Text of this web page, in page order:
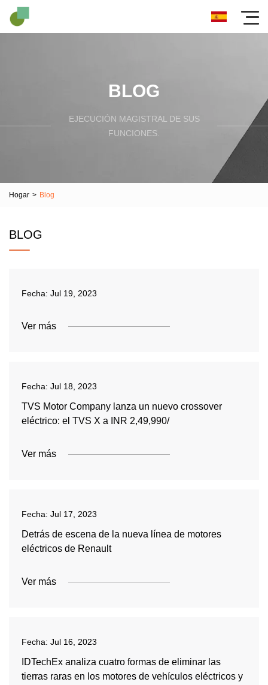
BLOG
EJECUCIÓN MAGISTRAL DE SUS
FUNCIONES.
Hogar > Blog
BLOG
Fecha: Jul 19, 2023
Ver más
Fecha: Jul 18, 2023
TVS Motor Company lanza un nuevo crossover
eléctrico: el TVS X a INR 2,49,990/
Ver más
Fecha: Jul 17, 2023
Detrás de escena de la nueva línea de motores
eléctricos de Renault
Ver más
Fecha: Jul 16, 2023
IDTechEx analiza cuatro formas de eliminar las
tierras raras en los motores de vehículos eléctricos y